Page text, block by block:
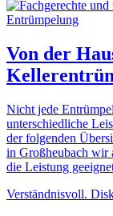
Von der
Nicht jede
unterschiedliche
der folgenden
in Großheubach wir
die Leistung
Verständnisvoll.